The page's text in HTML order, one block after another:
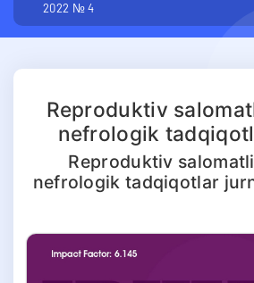
2022 № 4
Reproduktiv
nefrologik
Reproduktiv
nefrologik tadqiqotlar